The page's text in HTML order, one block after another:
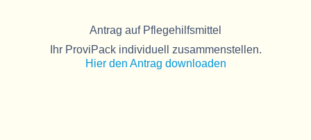
Antrag auf Pflegehilfsmittel
Ihr ProviPack individuell zusammenstellen.
Hier den Antrag downloaden